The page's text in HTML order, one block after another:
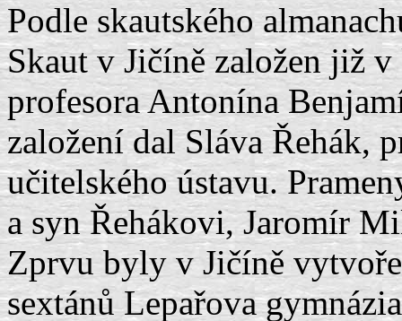
Podle skautského
Skaut v Jičíně založen již
profesora Antonína
založení dal Sláva Řehák,
učitelského ústavu.
a syn Řehákovi, Jaromír
Zprvu byly v Jičíně
sextánů Lepařova